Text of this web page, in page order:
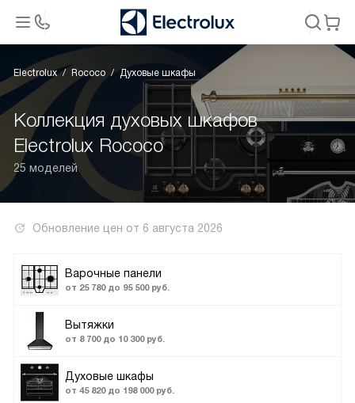
Electrolux Rococo Духовые шкафы
Коллекция духовых шкафов
Electrolux Rococo
25 моделей
Обновление цен от 6 августа 2026
Варочные панели
от 25 780 до 95 500 руб.
Вытяжки
от 8 700 до 10 300 руб.
Духовые шкафы
от 45 820 до 198 000 руб.